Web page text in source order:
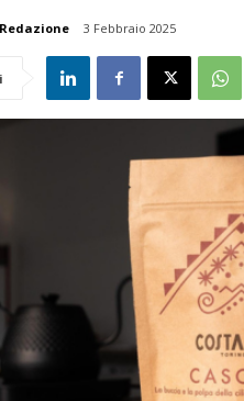
Redazione 3 Febbraio 2025